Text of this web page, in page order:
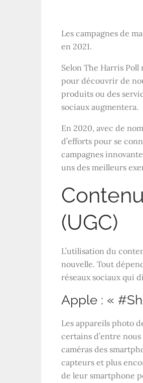
Les campagnes de
en 2021.
Selon The Harris Poll
pour découvrir de
produits ou des
sociaux augmentera.
En 2020, avec de
d’efforts pour se
campagnes
uns des meilleurs
(UGC)
L’utilisation du
nouvelle. Tout
réseaux sociaux qui
Apple : «
Les appareils photo
certains d’entre
caméras des
capteurs et plus
de leur smartphone